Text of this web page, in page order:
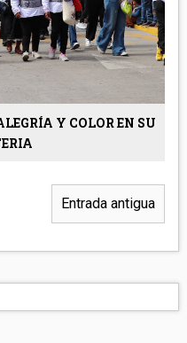
Y COLOR EN SU
Entrada antigua